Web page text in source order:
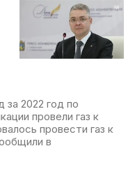
за 2022 год по
провели газ к
провести газ к
в